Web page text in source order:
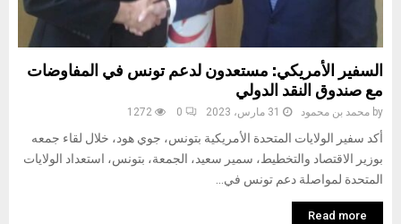
السفير الأمريكي: مستعدون لدعم تونس في المفاوضات
مع صندوق النقد الدولي
by محمد بن محمود 31 مارس، 2023 0
1272
أكد سفير الولايات المتحدة الأمريكية بتونس، جوي هود، خلال لقاء جمعه
بوزير الاقتصاد والتخطيط، سمير سعيد، الجمعة، بتونس، استعداد الولايات
المتحدة لمواصلة دعم تونس في...
Read more